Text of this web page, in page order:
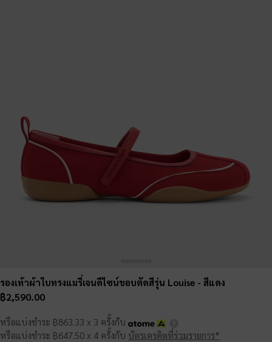
รองเท้าผ้าใบทรงแมรี่เจนดีไซน์ขอบตัดสีรุ่น Louise - สีแดง
฿2,590.00
หรือแบ่งชำระ ฿863.33 x 3 ครั้งกับ
หรือแบ่งชำระ ฿647.50 x 4 ครั้งกับ บัตรเครดิตที่ร่วมรายการ*